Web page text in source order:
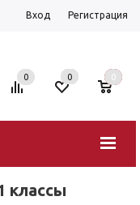
Вход Регистрация
0 0 0
классы